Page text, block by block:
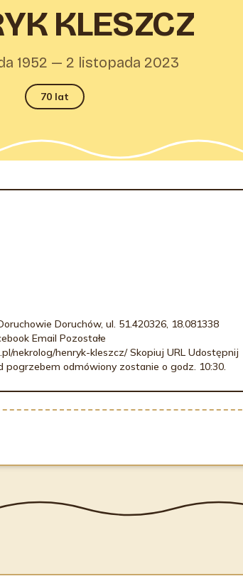
KLESZCZ
1952 — 2 listopada 2023
70 lat
Doruchów, ul. 51.420326, 18.081338
Email Pozostałe
nekrolog/henryk-kleszcz/ Skopiuj URL Udostępnij
pogrzebem odmówiony zostanie o godz. 10:30.